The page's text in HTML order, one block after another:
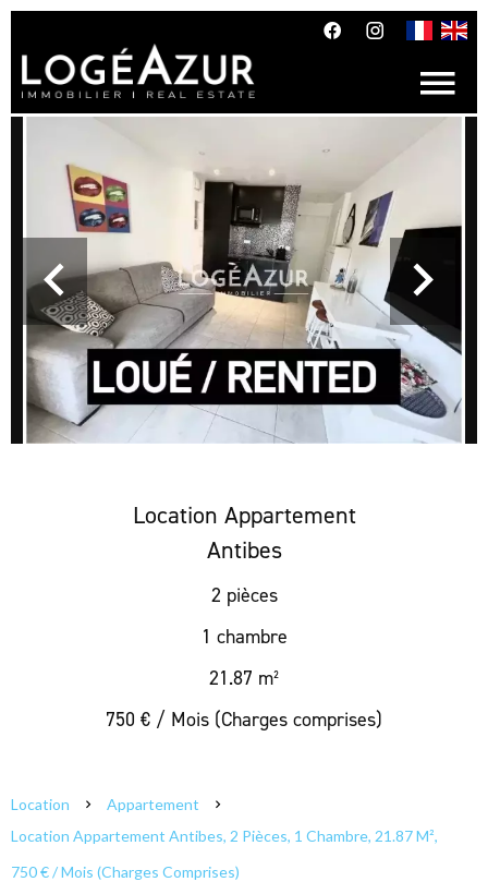
Location Appartement
Antibes
2 pièces
1 chambre
21.87 m²
750 € / Mois (Charges comprises)
Location
Appartement
Location Appartement Antibes, 2 Pièces, 1 Chambre, 21.87 M²,
750 € / Mois (Charges Comprises)